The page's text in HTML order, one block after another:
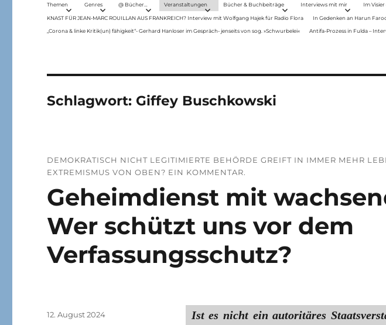
Themen Genres @ Bücher… Veranstaltungen Bücher & Buchbeiträge Interviews mit mir Im
KNAST FÜR JEAN-MARC ROUILLAN AUS FRANKREICH? Interview mit Wolfgang Hajek für Radio Flora In Gedenken an Harun
„Corona & linke Kritik(un) fähigkeit“- Gerhard Hanloser im Gespräch- jenseits von sog. »Schwurbelei« Antifa-Prozess in Fulda –
Schlagwort: Giffey Buschkowski
DEMOKRATISCH NICHT LEGITIMIERTE BEHÖRDE GREIFT IN IMMER MEHR
EXTREMISMUS VON OBEN? EIN KOMMENTAR.
Geheimdienst mit
Wer schützt uns vor dem
Verfassungsschutz?
Ist es nicht ein autoritäres
Veröffentlicht
12. August 2024